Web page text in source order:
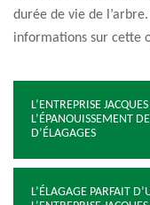
durée de vie de
informations sur cette
L’ENTREPRISE
L’ÉPANOUISSEMENT
D’ÉLAGAGES
L’ÉLAGAGE PARFAIT